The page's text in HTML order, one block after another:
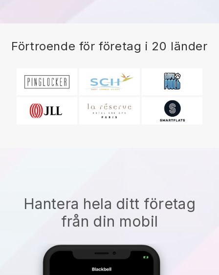
Förtroende för företag i 20 länder
Hantera hela ditt företag
från din mobil